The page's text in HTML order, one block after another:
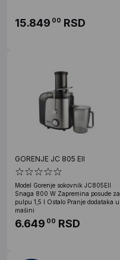
15.849 00 RSD
GORENJE JC 805 EII
Model Gorenje sokovnik JC805EII
Snaga 800 W Zapremina posude za
pulpu 1,5 l Ostalo Pranje dodataka u
mašini
6.649 00 RSD